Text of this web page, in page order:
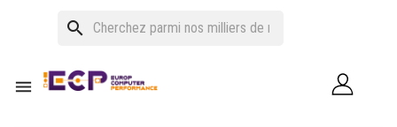
search
